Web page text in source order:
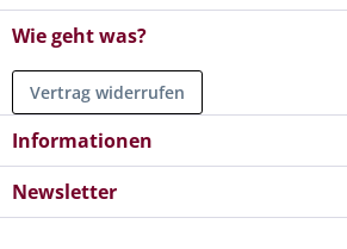
Wie geht was?
Vertrag widerrufen
Informationen
Newsletter